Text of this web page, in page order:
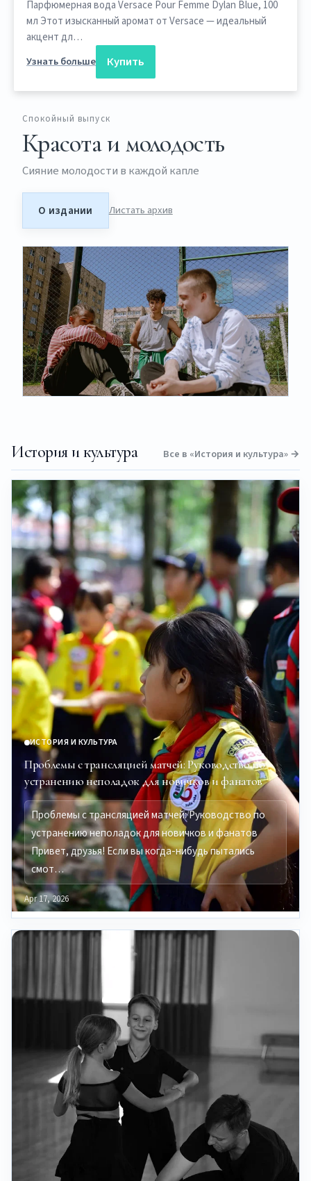
Парфюмерная вода Versace Pour Femme Dylan Blue, 100
мл Этот изысканный аромат от Versace — идеальный
акцент дл…
Узнать больше
Купить
Спокойный выпуск
Красота и молодость
Сияние молодости в каждой капле
О издании Листать архив
История и культура Все в «История и культура» →
ИСТОРИЯ И КУЛЬТУРА
Проблемы с трансляцией матчей: Руководство по
устранению неполадок для новичков и фанатов
Проблемы с трансляцией матчей: Руководство по
устранению неполадок для новичков и фанатов
Привет, друзья! Если вы когда-нибудь пытались
смот…
Apr 17, 2026